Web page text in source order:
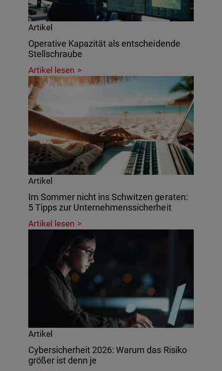
Artikel
Operative Kapazität als entscheidende
Stellschraube
Artikel lesen
Artikel
Im Sommer nicht ins Schwitzen geraten:
5 Tipps zur Unternehmenssicherheit
Artikel lesen
Artikel
Cybersicherheit 2026: Warum das Risiko
größer ist denn je